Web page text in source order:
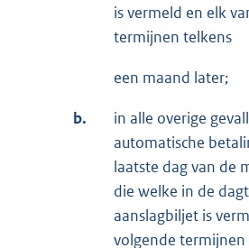
is vermeld en elk
termijnen telkens
een maand later;
b.
in alle overige
automatische
laatste dag van de
die welke in de
aanslagbiljet is
volgende